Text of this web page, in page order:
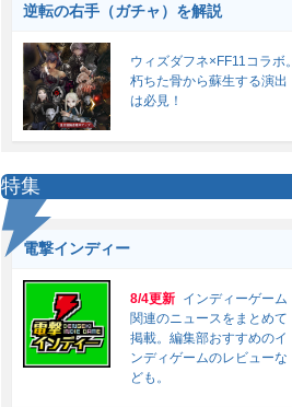
逆転の右手（ガチャ）を解説
ウィズダフネ×FF11コラボ。
朽ちた骨から蘇生する演出
は必見！
特集
電撃インディー
8/4更新 インディーゲーム
関連のニュースをまとめて
掲載。編集部おすすめのイ
ンディゲームのレビューな
ども。